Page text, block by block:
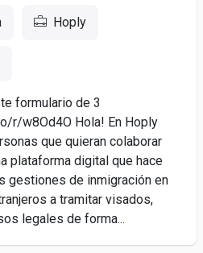
Hoply
formulario de 3
r/w8Od4O Hola! En Hoply
que quieran colaborar
plataforma digital que hace
gestiones de inmigración en
a tramitar visados,
legales de forma...